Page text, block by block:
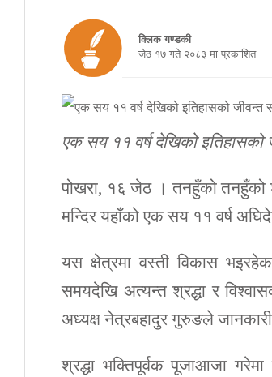
क्लिक गण्डकी
जेठ १७ गते २०८३ मा प्रकाशित
एक सय ११ वर्ष देखिको इतिहासको
पोखरा, १६ जेठ । तनहुँको तनहुँको
मन्दिर यहाँको एक सय ११ वर्ष
यस क्षेत्रमा वस्ती विकास
समयदेखि अत्यन्त श्रद्धा र
अध्यक्ष नेत्रबहादुर गुरुङले
श्रद्धा भक्तिपूर्वक पूजाआजा